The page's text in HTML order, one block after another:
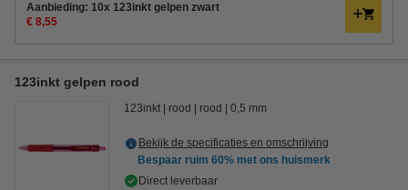
Aanbieding: 10x 123inkt gelpen zwart
€ 8,55
123inkt gelpen rood
123inkt rood rood 0,5 mm
Bekijk de specificaties en omschrijving
Bespaar ruim 60% met ons huismerk
Direct leverbaar